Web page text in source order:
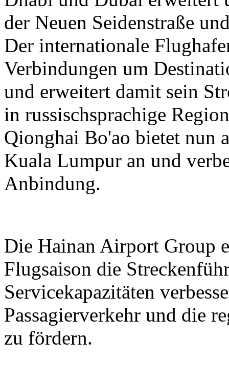
der Neuen Seidenstraße
Der internationale
Verbindungen um
und erweitert damit sein
in russischsprachige
Qionghai Bo'ao bietet nun
Kuala Lumpur an und
Anbindung.
Die Hainan Airport Group
Flugsaison die
Servicekapazitäten
Passagierverkehr und die
zu fördern.